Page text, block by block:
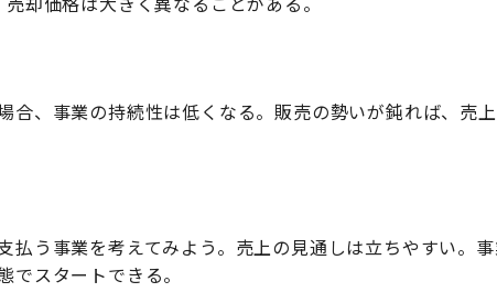
合、事業の持続性は低くなる。販売の勢いが鈍れば、売
払う事業を考えてみよう。売上の見通しは立ちやすい。
スタートできる。